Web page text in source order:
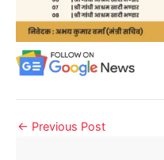
← Previous Post